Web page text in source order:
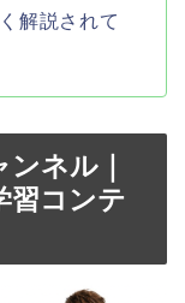
解説されて
ネル｜
習コンテ